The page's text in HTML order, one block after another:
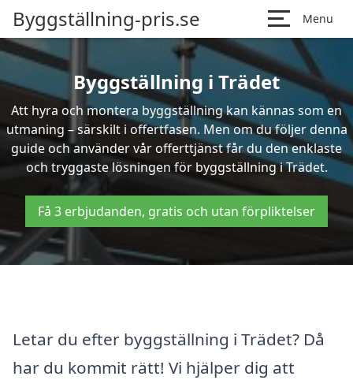
Byggställning-pris.se Menu
Byggställning i Trädet
Att hyra och montera byggställning kan kännas som en
utmaning – särskilt i offertfasen. Men om du följer denna
guide och använder vår offerttjänst får du den enklaste
och tryggaste lösningen för byggställning i Trädet.
Få 3 erbjudanden, gratis och utan förpliktelser
Letar du efter byggställning i Trädet? Då
har du kommit rätt! Vi hjälper dig att